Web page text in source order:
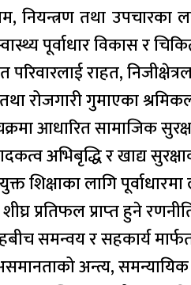
नियन्त्रण तथा उपचारका
पूर्वाधार विकास र
परिवारलाई राहत,
रोजगारी गुमाएका
आधारित सामाजिक
अभिबृद्धि र खाद्य
शिक्षाका लागि
प्रतिफल प्राप्‍त हुने
समन्वय र सहकार्य
अन्त्य,